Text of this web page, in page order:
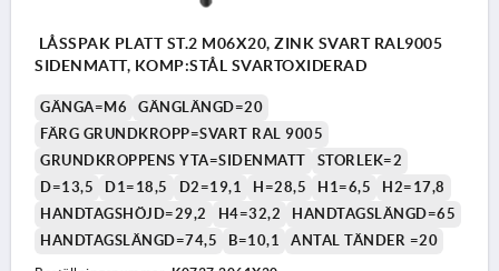
LÅSSPAK PLATT ST.2 M06X20, ZINK SVART RAL9005
SIDENMATT, KOMP:STÅL SVARTOXIDERAD
GÄNGA=M6
GÄNGLÄNGD=20
FÄRG GRUNDKROPP=SVART RAL 9005
GRUNDKROPPENS YTA=SIDENMATT
STORLEK=2
D=13,5
D1=18,5 D2=19,1 H=28,5 H1=6,5
H2=17,8
HANDTAGSHÖJD=29,2
H4=32,2
HANDTAGSLÄNGD=65
HANDTAGSLÄNGD=74,5
B=10,1 ANTAL TÄNDER =20